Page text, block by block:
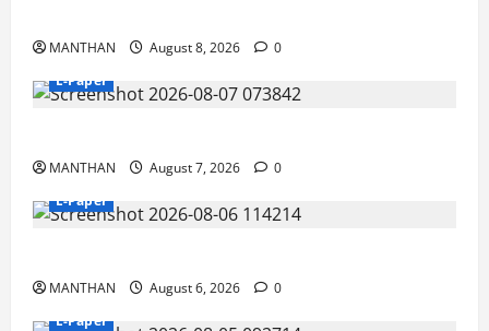
MANTHAN August 8, 2026
0
E-Paper
MANTHAN August 7, 2026
0
E-Paper
MANTHAN August 6, 2026
0
E-Paper